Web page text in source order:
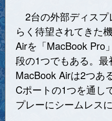
2台の外部ディスプ
らく待望されてきた
Airを「MacBook Pro
段の1つでもある。最
MacBook Airは2つあ
Cポートの1つを通し
プレーにシームレス